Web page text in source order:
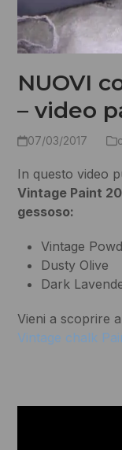
NUOVI
– video
07/03/2017
In questo video
Vintage Paint
gessoso:
Vintage
Dusty Olive
Dark
Vieni a scoprire
Vintage chalk